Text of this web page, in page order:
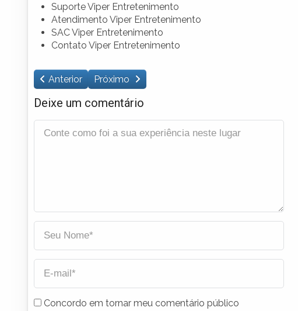
Suporte Viper Entretenimento
Atendimento Viper Entretenimento
SAC Viper Entretenimento
Contato Viper Entretenimento
Anterior Próximo
Deixe um comentário
Concordo em tornar meu comentário público